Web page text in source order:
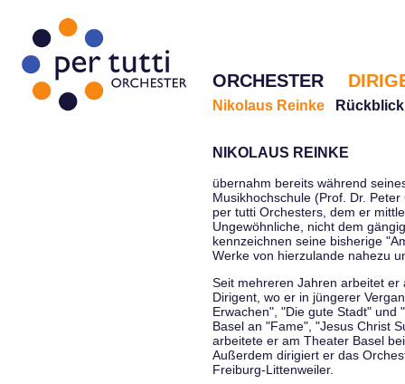
ORCHESTER
Nikolaus Reinke Rückblick
NIKOLAUS REINKE
übernahm bereits während
Musikhochschule (Prof. Dr.
per tutti Orchesters, dem er
Ungewöhnliche, nicht dem
kennzeichnen seine bisherige
Werke von hierzulande nahezu
Seit mehreren Jahren arbeitet
Dirigent, wo er in jüngerer
Erwachen", "Die gute Stadt" und
Basel an "Fame", "Jesus Christ
arbeitete er am Theater Basel
Außerdem dirigiert er das
Freiburg-Littenweiler.